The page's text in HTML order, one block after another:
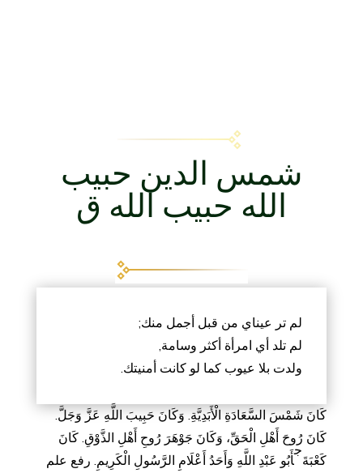
شمس الدين حبيب
الله حبيب الله ق
لم تر عيناي من قبل أجمل منك;
لم تلد أي امرأة أكثر وسامة,
ولدت بلا عيوب كما لو كانت أمنيتك.
كَانَ شَمْسَ السَّعَادَةِ الْأَبَدِيَّةِ. وَكَانَ حَبِيبَ اللَّهِ عَزَّ وَجَلَّ.
كَانَ رُوحَ أَهْلِ الْحَقِّ، وَكَانَ جَوْهَرَ رُوحِ أَهْلِ الذَّوْقِ. كَانَ
كَعْبَةَ
ج
أَبُو عَبْدِ اللَّهِ وَأَحَدُ أَعْلَامِ الرَّسُولِ الْكَرِيمِ. رفع علم